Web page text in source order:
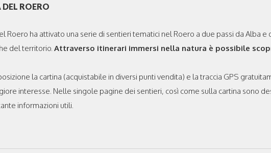
DEL ROERO
Roero ha attivato una serie di sentieri tematici nel Roero a due passi da Alba
del territorio. Attraverso itinerari immersi nella natura è possibile
la cartina (acquistabile in diversi punti vendita) e la traccia GPS
interesse. Nelle singole pagine dei sentieri, così come sulla cartina sono
informazioni utili.